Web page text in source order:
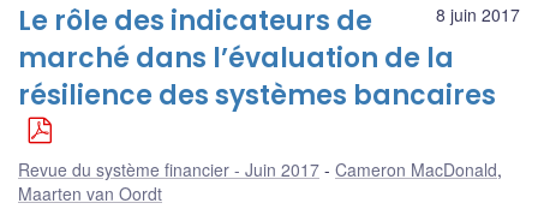
8 juin 2017
Le rôle des indicateurs de
marché dans l’évaluation de la
résilience des systèmes bancaires
Revue du système financier - Juin 2017 Cameron MacDonald,
Maarten van Oordt